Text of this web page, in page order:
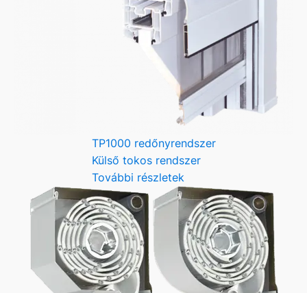
TP1000 redőnyrendszer
Külső tokos rendszer
További részletek